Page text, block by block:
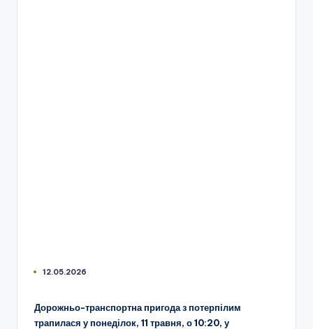
12.05.2026
Дорожньо-транспортна пригода з потерпілим
трапилася у понеділок, 11 травня, о 10:20, у